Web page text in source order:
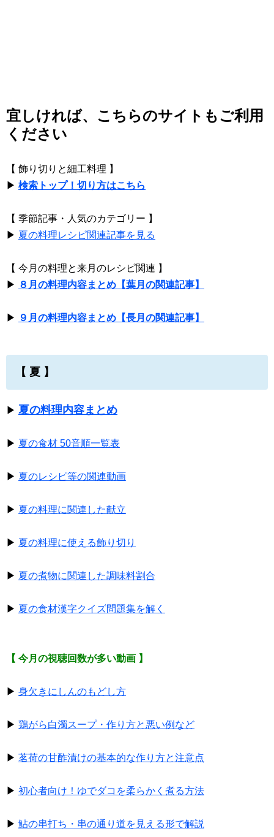
宜しければ、こちらのサイトもご利用
ください
【 飾り切りと細工料理 】
▶ 検索トップ！切り方はこちら
【 季節記事・人気のカテゴリー 】
▶ 夏の料理レシピ関連記事を見る
【 今月の料理と来月のレシピ関連 】
▶ ８月の料理内容まとめ【葉月の関連記事】
▶ ９月の料理内容まとめ【長月の関連記事】
【 夏 】
▶ 夏の料理内容まとめ
▶ 夏の食材 50音順一覧表
▶ 夏のレシピ等の関連動画
▶ 夏の料理に関連した献立
▶ 夏の料理に使える飾り切り
▶ 夏の煮物に関連した調味料割合
▶ 夏の食材漢字クイズ問題集を解く
【 今月の視聴回数が多い動画 】
▶ 身欠きにしんのもどし方
▶ 鶏がら白濁スープ・作り方と悪い例など
▶ 茗荷の甘酢漬けの基本的な作り方と注意点
▶ 初心者向け！ゆでダコを柔らかく煮る方法
▶ 鮎の串打ち・串の通り道を見える形で解説